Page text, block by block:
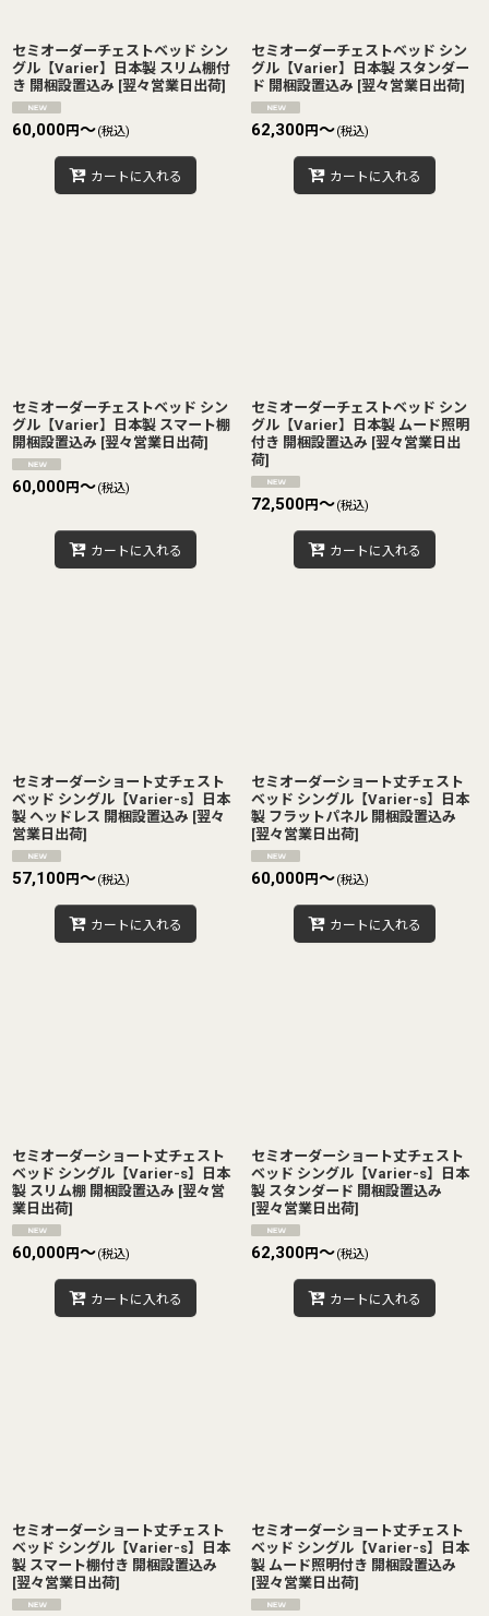
セミオーダーチェストベッド シン
グル【Varier】日本製 スリム棚付
き 開梱設置込み [翌々営業日出荷]
60,000円～(税込)
カートに入れる
セミオーダーチェストベッド シン
グル【Varier】日本製 スタンダー
ド 開梱設置込み [翌々営業日出荷]
62,300円～(税込)
カートに入れる
セミオーダーチェストベッド シン
グル【Varier】日本製 スマート棚
開梱設置込み [翌々営業日出荷]
60,000円～(税込)
カートに入れる
セミオーダーチェストベッド シン
グル【Varier】日本製 ムード照明
付き 開梱設置込み [翌々営業日出
荷]
72,500円～(税込)
カートに入れる
セミオーダーショート丈チェスト
ベッド シングル【Varier-s】日本
製 ヘッドレス 開梱設置込み [翌々
営業日出荷]
57,100円～(税込)
カートに入れる
セミオーダーショート丈チェスト
ベッド シングル【Varier-s】日本
製 フラットパネル 開梱設置込み
[翌々営業日出荷]
60,000円～(税込)
カートに入れる
セミオーダーショート丈チェスト
ベッド シングル【Varier-s】日本
製 スリム棚 開梱設置込み [翌々営
業日出荷]
60,000円～(税込)
カートに入れる
セミオーダーショート丈チェスト
ベッド シングル【Varier-s】日本
製 スタンダード 開梱設置込み
[翌々営業日出荷]
62,300円～(税込)
カートに入れる
セミオーダーショート丈チェスト
ベッド シングル【Varier-s】日本
製 スマート棚付き 開梱設置込み
[翌々営業日出荷]
セミオーダーショート丈チェスト
ベッド シングル【Varier-s】日本
製 ムード照明付き 開梱設置込み
[翌々営業日出荷]